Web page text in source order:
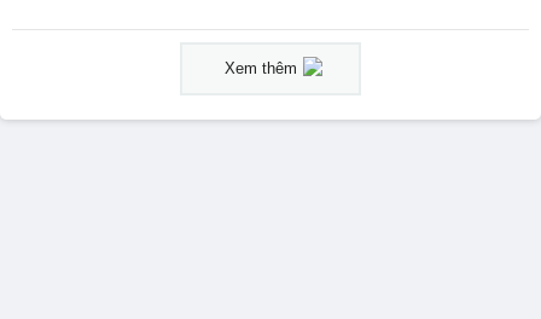
Xem thêm